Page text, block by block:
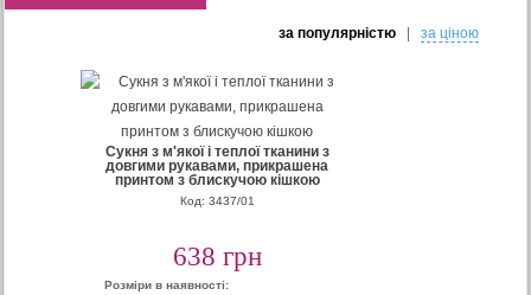
за популярнiстю| за цiною
Сукня з м'якої і теплої тканини з
довгими рукавами, прикрашена
принтом з блискучою кішкою
Код: 3437/01
638 грн
Розміри в наявності: